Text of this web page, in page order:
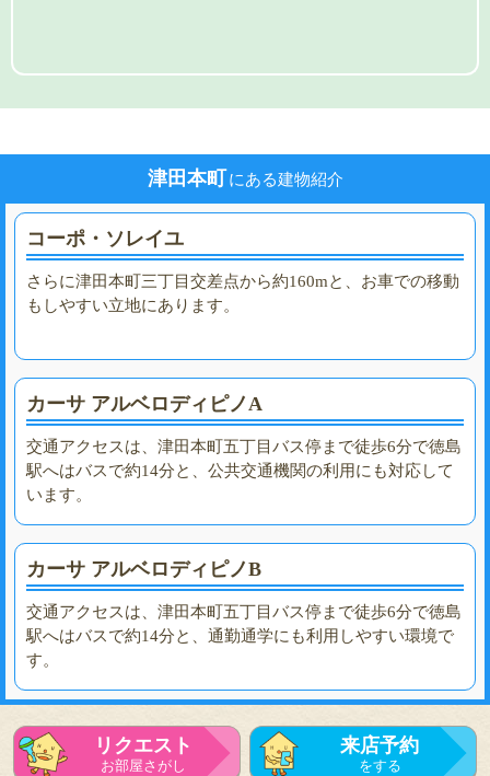
津田本町 にある建物紹介
コーポ・ソレイユ
さらに津田本町三丁目交差点から約160mと、お車での移動
もしやすい立地にあります。
カーサ アルベロディピノA
交通アクセスは、津田本町五丁目バス停まで徒歩6分で徳島
駅へはバスで約14分と、公共交通機関の利用にも対応して
います。
カーサ アルベロディピノB
交通アクセスは、津田本町五丁目バス停まで徒歩6分で徳島
駅へはバスで約14分と、通勤通学にも利用しやすい環境で
す。
リクエスト
お部屋さがし
来店予約
をする